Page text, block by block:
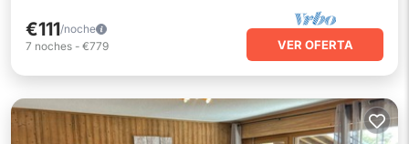
€111/noche
7 noches - €779 VER OFERTA